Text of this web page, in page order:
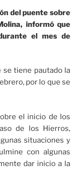
del puente sobre
informó que
el mes de
se tiene pautado la
por lo que se
el inicio de los
de los Hierros,
situaciones y
con algunas
dar inicio a la